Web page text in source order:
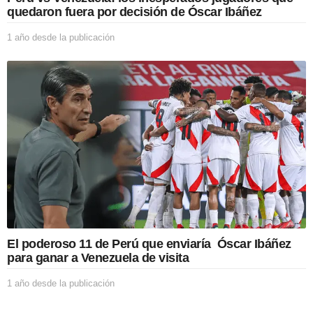
ó
quedaron fuera por decisión de Óscar Ibáñez
1 año desde la publicación
ñ
s
d
e
l
a
p
b
a
El poderoso 11 de Perú que enviaría Óscar Ibáñez
para ganar a Venezuela de visita
1 año desde la publicación